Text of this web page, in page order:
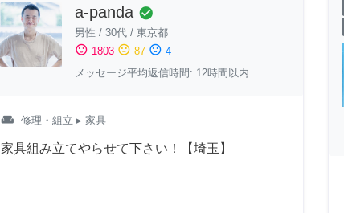
a-panda check_circle
男性 / 30代 / 東京都
sentiment_satisfied 1803 sentiment_neutral 87 sentiment_dissatisfied 4
メッセージ平均返信時間: 12時間以内
weekend 修理・組立 ▸ 家具
家具組み立てやらせて下さい！【埼玉】